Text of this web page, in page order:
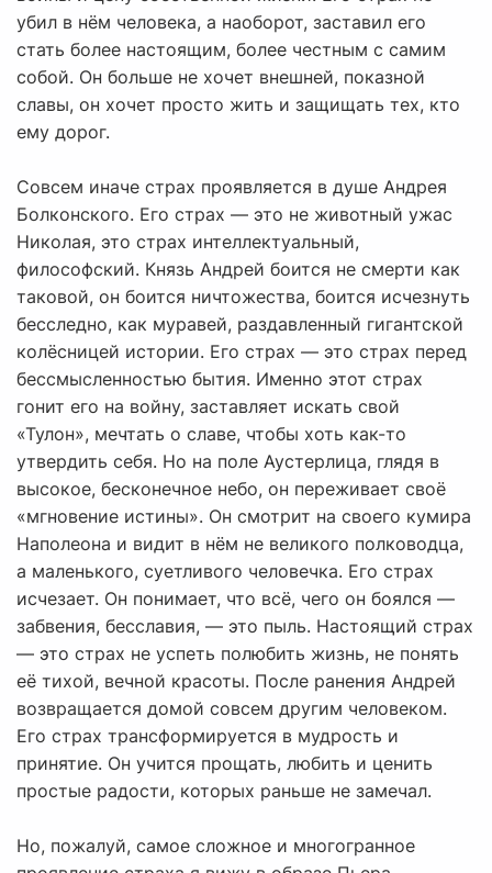
убил в нём человека, а наоборот, заставил его
стать более настоящим, более честным с самим
собой. Он больше не хочет внешней, показной
славы, он хочет просто жить и защищать тех, кто
ему дорог.
Совсем иначе страх проявляется в душе Андрея
Болконского. Его страх — это не животный ужас
Николая, это страх интеллектуальный,
философский. Князь Андрей боится не смерти как
таковой, он боится ничтожества, боится исчезнуть
бесследно, как муравей, раздавленный гигантской
колёсницей истории. Его страх — это страх перед
бессмысленностью бытия. Именно этот страх
гонит его на войну, заставляет искать свой
«Тулон», мечтать о славе, чтобы хоть как-то
утвердить себя. Но на поле Аустерлица, глядя в
высокое, бесконечное небо, он переживает своё
«мгновение истины». Он смотрит на своего кумира
Наполеона и видит в нём не великого полководца,
а маленького, суетливого человечка. Его страх
исчезает. Он понимает, что всё, чего он боялся —
забвения, бесславия, — это пыль. Настоящий страх
— это страх не успеть полюбить жизнь, не понять
её тихой, вечной красоты. После ранения Андрей
возвращается домой совсем другим человеком.
Его страх трансформируется в мудрость и
принятие. Он учится прощать, любить и ценить
простые радости, которых раньше не замечал.
Но, пожалуй, самое сложное и многогранное